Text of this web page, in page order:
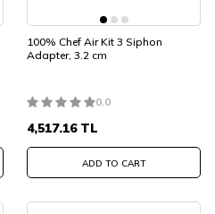
100% Chef Air Kit 3 Siphon
Adapter, 3.2 cm
0.0
4,517.16TL
ADD TO CART